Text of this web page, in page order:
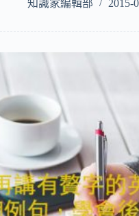
知識家編輯部 2015-